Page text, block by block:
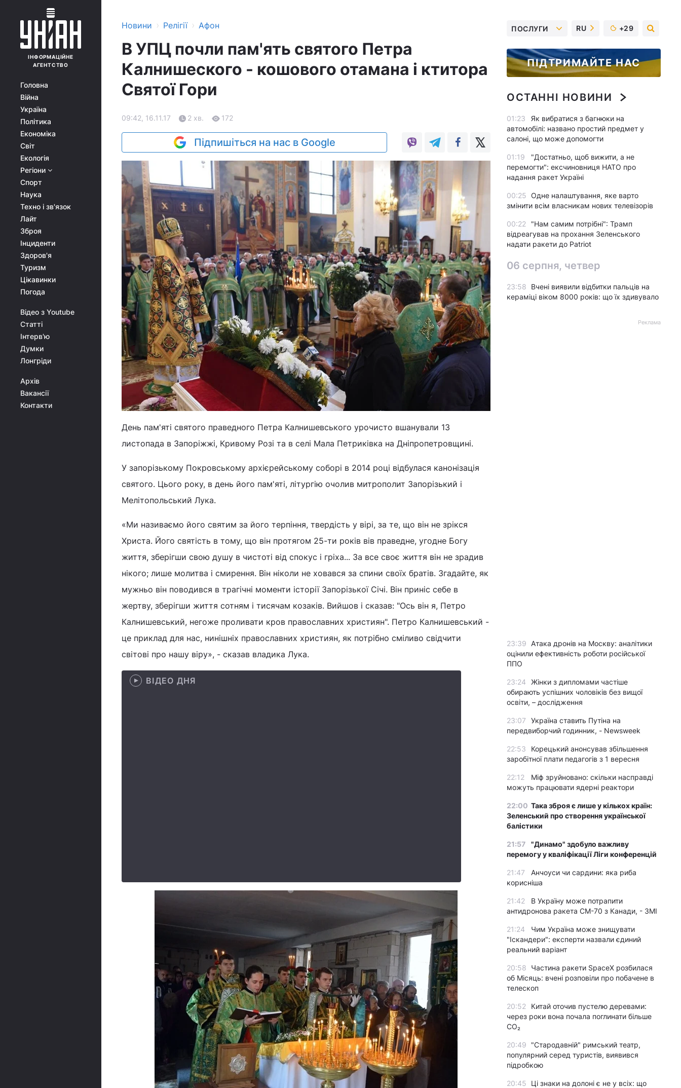
ІНФОРМАЦІЙНЕ
АГЕНТСТВО
Головна
Війна
Україна
Політика
Економіка
Світ
Екологія
Регіони
Спорт
Наука
Техно і зв'язок
Лайт
Зброя
Інциденти
Здоров'я
Туризм
Цікавинки
Погода
Відео з Youtube
Статті
Інтерв'ю
Думки
Лонгріди
Архів
Вакансії
Контакти
Новини › Релігії › Афон
В УПЦ почли пам'ять святого Петра
Калнишеского - кошового отамана і ктитора
Святої Гори
09:42, 16.11.17 2 хв. 172
Підпишіться на нас в Google
День пам'яті святого праведного Петра Калнишевського урочисто вшанували 13
листопада в Запоріжжі, Кривому Розі та в селі Мала Петриківка на Дніпропетровщині.
У запорізькому Покровському архієрейському соборі в 2014 році відбулася канонізація
святого. Цього року, в день його пам'яті, літургію очолив митрополит Запорізький і
Мелітопольський Лука.
«Ми називаємо його святим за його терпіння, твердість у вірі, за те, що він не зрікся
Христа. Його святість в тому, що він протягом 25-ти років вів праведне, угодне Богу
життя, зберігши свою душу в чистоті від спокус і гріха... За все своє життя він не зрадив
нікого; лише молитва і смирення. Він ніколи не ховався за спини своїх братів. Згадайте, як
мужньо він поводився в трагічні моменти історії Запорізької Січі. Він приніс себе в
жертву, зберігши життя сотням і тисячам козаків. Вийшов і сказав: "Ось він я, Петро
Калнишевський, негоже проливати кров православних християн". Петро Калнишевський -
це приклад для нас, нинішніх православних християн, як потрібно сміливо свідчити
світові про нашу віру», - сказав владика Лука.
ВІДЕО ДНЯ
ПОСЛУГИ RU +29
ПІДТРИМАЙТЕ НАС
ОСТАННІ НОВИНИ
01:23
Як вибратися з багнюки на
автомобілі: названо простий предмет у
салоні, що може допомогти
01:19
"Достатньо, щоб вижити, а не
перемогти": ексчиновниця НАТО про
надання ракет Україні
00:25 Одне налаштування, яке варто
змінити всім власникам нових телевізорів
00:22
"Нам самим потрібні": Трамп
відреагував на прохання Зеленського
надати ракети до Patriot
06 серпня, четвер
23:58
Вчені виявили відбитки пальців на
кераміці віком 8000 років: що їх здивувало
Реклама
23:39
Атака дронів на Москву: аналітики
оцінили ефективність роботи російської
ППО
23:24
Жінки з дипломами частіше
обирають успішних чоловіків без вищої
освіти, – дослідження
23:07
Україна ставить Путіна на
передвиборчий годинник, - Newsweek
22:53
Корецький анонсував збільшення
заробітної плати педагогів з 1 вересня
22:12
Міф зруйновано: скільки насправді
можуть працювати ядерні реактори
22:00 Така зброя є лише у кількох країн:
Зеленський про створення української
балістики
21:57
"Динамо" здобуло важливу
перемогу у кваліфікації Ліги конференцій
21:47
Анчоуси чи сардини: яка риба
корисніша
21:42
В Україну може потрапити
антидронова ракета CM-70 з Канади, - ЗМІ
21:24
Чим Україна може знищувати
"Іскандери": експерти назвали єдиний
реальний варіант
20:58
Частина ракети SpaceX розбилася
об Місяць: вчені розповіли про побачене в
телескоп
20:52
Китай оточив пустелю деревами:
через роки вона почала поглинати більше
CO₂
20:49
"Стародавній" римський театр,
популярний серед туристів, виявився
підробкою
20:45
Ці знаки на долоні є не у всіх: що